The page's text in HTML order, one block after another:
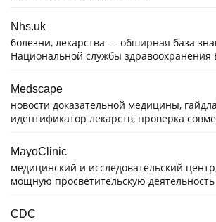
Nhs.uk
болезни, лекарства — обширная база
Национальной службы здравоохранения
Medscape
новости доказательной медицины,
идентификатор лекарств, проверка
MayoClinic
медицинский и исследовательский
мощную просветительскую деятельность
CDC